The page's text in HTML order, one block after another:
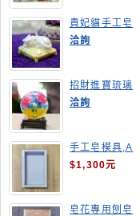
貴妃貓手工皂
洽詢
招財進寶琉璃
手工皂
洽詢
手工皂模具,A
4渲染盤
$1,300元
皂花專用刨皂